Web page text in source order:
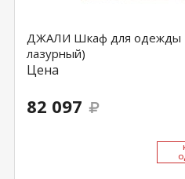
ДЖАЛИ Шкаф для одежды
лазурный)
Цена
82 097